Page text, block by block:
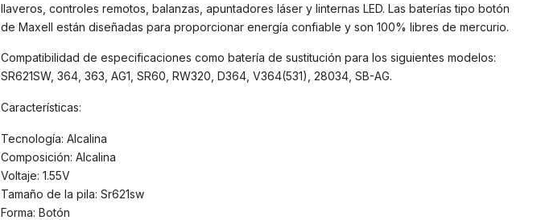
llaveros, controles remotos, balanzas, apuntadores láser y linternas LED. Las baterías tipo botón
de Maxell están diseñadas para proporcionar energía confiable y son 100% libres de mercurio.
Compatibilidad de especificaciones como batería de sustitución para los siguientes modelos:
SR621SW, 364, 363, AG1, SR60, RW320, D364, V364(531), 28034, SB-AG.
Características:
Tecnología: Alcalina
Composición: Alcalina
Voltaje: 1.55V
Tamaño de la pila: Sr621sw
Forma: Botón